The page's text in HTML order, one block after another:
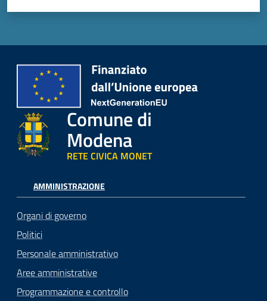
Comune di
Modena
RETE CIVICA MONET
AMMINISTRAZIONE
Organi di governo
Politici
Personale amministrativo
Aree amministrative
Programmazione e controllo